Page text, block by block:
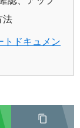
法
ドキュメン